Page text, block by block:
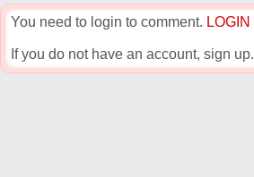
You need to login to comment. LOGIN
If you do not have an account, sign up.